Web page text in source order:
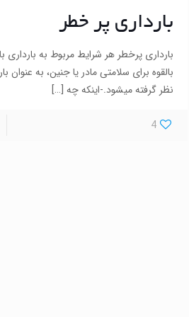
بارداری پر خطر
بارداری پرخطر هر شرایط مربوط به بارداری
بالقوه برای سلامتی مادر یا جنین، به عنوان
نظر گرفته می­شود.-اینکه چه[…]
4